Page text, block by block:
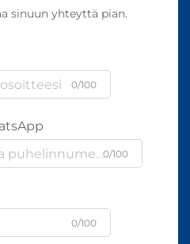
sinuun yhteyttä pian.
0/100
0/100
0/100